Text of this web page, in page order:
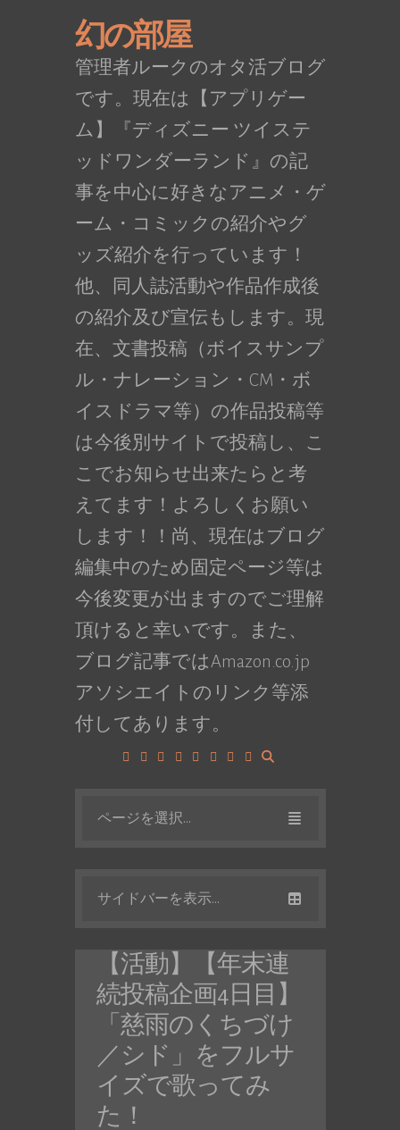
幻の部屋
管理者ルークのオタ活ブログ
です。現在は【アプリゲー
ム】『ディズニー ツイステ
ッドワンダーランド』の記
事を中心に好きなアニメ・ゲ
ーム・コミックの紹介やグ
ッズ紹介を行っています！
他、同人誌活動や作品作成後
の紹介及び宣伝もします。現
在、文書投稿（ボイスサンプ
ル・ナレーション・CM・ボ
イスドラマ等）の作品投稿等
は今後別サイトで投稿し、こ
こでお知らせ出来たらと考
えてます！よろしくお願い
します！！尚、現在はブログ
編集中のため固定ページ等は
今後変更が出ますのでご理解
頂けると幸いです。また、
ブログ記事ではAmazon.co.jp
アソシエイトのリンク等添
付してあります。
ページを選択...
サイドバーを表示...
【活動】【年末連
続投稿企画4日目】
「慈雨のくちづけ
／シド」をフルサ
イズで歌ってみ
た！